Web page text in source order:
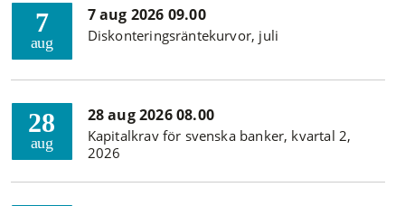
7
aug
7 aug 2026 09.00
Diskonteringsräntekurvor, juli
28
aug
28 aug 2026 08.00
Kapitalkrav för svenska banker, kvartal 2,
2026